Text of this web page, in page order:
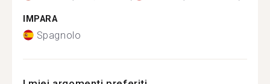
IMPARA
Spagnolo